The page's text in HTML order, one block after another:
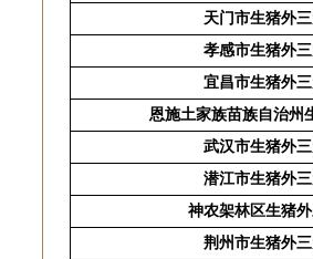
天门市生猪外
孝感市生猪外
宜昌市生猪外
恩施土家族苗族自治州
武汉市生猪外
潜江市生猪外
神农架林区生猪
荆州市生猪外